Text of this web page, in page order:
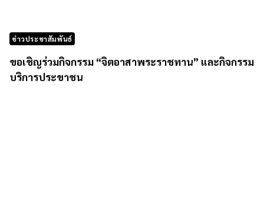
ข่าวประชาสัมพันธ์
ขอเชิญร่วมกิจกรรม “จิตอาสาพระราชทาน” และกิจกรรม
บริการประขาชน